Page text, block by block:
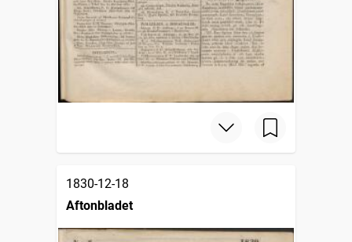
1830-12-18
Aftonbladet